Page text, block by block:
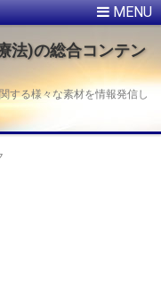
法)の総合コンテン
する様々な素材を情報発信し